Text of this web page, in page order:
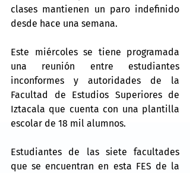
clases mantienen un paro indefinido
desde hace una semana.
Este miércoles se tiene programada
una reunión entre estudiantes
inconformes y autoridades de la
Facultad de Estudios Superiores de
Iztacala que cuenta con una plantilla
escolar de 18 mil alumnos.
Estudiantes de las siete facultades
que se encuentran en esta FES de la